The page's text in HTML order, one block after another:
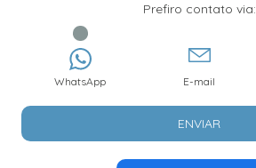
Prefiro contato via:
WhatsApp E-mail
ENVIAR